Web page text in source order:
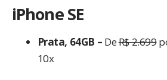
iPhone SE
Prata, 64GB – DeR$ 2.699
10x